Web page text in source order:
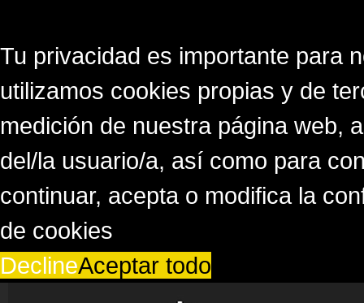
Tu privacidad es importante para
utilizamos cookies propias y de
medición de nuestra página web,
del/la usuario/a, así como para
continuar, acepta o modifica la
de cookies
DeclineAceptar todo